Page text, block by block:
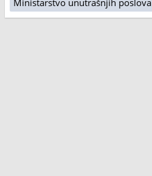
Ministarstvo unutrašnjih poslova